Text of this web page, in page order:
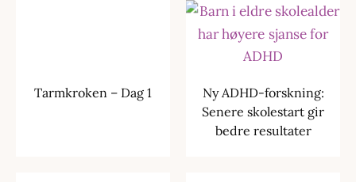
Tarmkroken – Dag 1
Ny ADHD-forskning:
Senere skolestart gir
bedre resultater